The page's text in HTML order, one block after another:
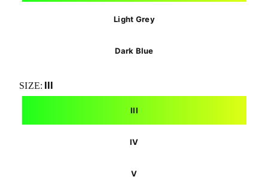
Light Grey
Dark Blue
SIZE: III
III
IV
V